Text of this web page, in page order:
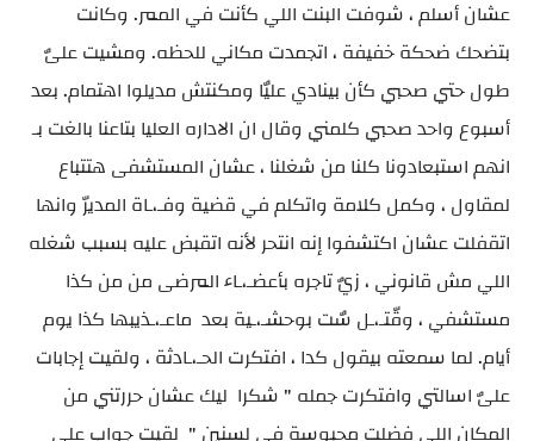
عشان أسلم ، شوفت البنت اللي كأنت في الممر. وكانت
بتضحك ضحكة خفيفة ، اتجمدت مكاني للحظه. ومشيت علىٌ
طول حتي صحبي كأن بينادي عليٌا ومكنتش مديلوا اهتمام. بعد
أسبوع واحد صحبي كلمني وقال ان الاداره العليا بتاعنا بالغت بـ
انهم استبعادونا كلنا من شغلنا ، عشان المستشفى هتتباع
لمقاول ، وكمل كلامة واتكلم في قضية وفـ،ـاة المديرّ وانها
اتقفلت عشان اكتشفوا إنه انتحر لأنه اتقبض عليه بسبب شغله
اللي مش قانوني ، زيٌ تاجره بأعضـ،ـاء المرضى من من كذا
مستشفي ، وقّتـ،ـل سٌت بوحشـ،ـية بعد ماعـ،ـذيبها كذا يوم
أيام. لما سمعته بيقول كدا ، افتكرت الحـ،ـادثة ، ولقيت إجابات
علىٌ اسالتي وافتكرت جمله " شكرا ليك عشان حررتني من